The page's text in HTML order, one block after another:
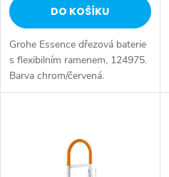
k
t
ů
u
k
t
DO KOŠÍKU
Grohe Essence dřezová baterie
s flexibilním ramenem, 124975.
Barva chrom/červená.